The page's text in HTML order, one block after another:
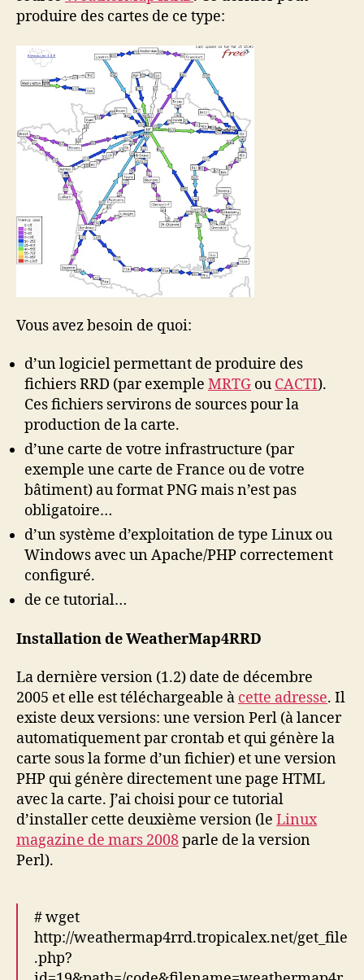
produire des cartes de ce type:
Vous avez besoin de quoi:
d’un logiciel permettant de produire des
fichiers RRD (par exemple MRTG ou CACTI).
Ces fichiers servirons de sources pour la
production de la carte.
d’une carte de votre infrastructure (par
exemple une carte de France ou de votre
bâtiment) au format PNG mais n’est pas
obligatoire…
d’un système d’exploitation de type Linux ou
Windows avec un Apache/PHP correctement
configuré.
de ce tutorial…
Installation de WeatherMap4RRD
La dernière version (1.2) date de décembre
2005 et elle est téléchargeable à cette adresse. Il
existe deux versions: une version Perl (à lancer
automatiquement par crontab et qui génère la
carte sous la forme d’un fichier) et une version
PHP qui génère directement une page HTML
avec la carte. J’ai choisi pour ce tutorial
d’installer cette deuxième version (le Linux
magazine de mars 2008parle de la version
Perl).
# wget
http://weathermap4rrd.tropicalex.net/get_file
.php?